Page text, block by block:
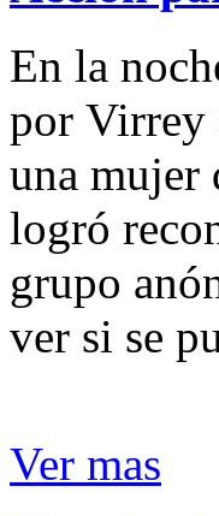
En la
por Virrey
una mujer
logró
grupo
ver si se
Ver mas